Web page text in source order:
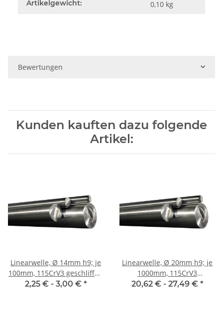
Artikelgewicht: 0,10 kg
Bewertungen
Kunden kauften dazu folgende
Artikel:
Linearwelle, Ø 14mm h9; je
100mm, 115CrV3 geschliffen
und poliert
2,25 € - 3,00 € *
Linearwelle, Ø 20mm h9; je
1000mm, 115CrV3
geschliffen und poliert
20,62 € - 27,49 € *